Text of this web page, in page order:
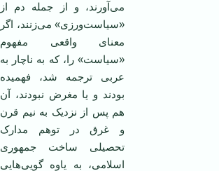
می‌آورند، و از جمله دم از
«سیاست‌ورزی» می‌زنند، اگر
معنای واقعی مفهوم
«سیاست» را، که به ناچار به
عربی ترجمه شد، فهمیده
بودند و یا مغرض نبودند، آن
هم پس از نزدیک به نیم قرن
و غرق در توهم مدارک
تحصیلی ساخت جمهوری
اسلامی، به یاوه گویی‌هایی